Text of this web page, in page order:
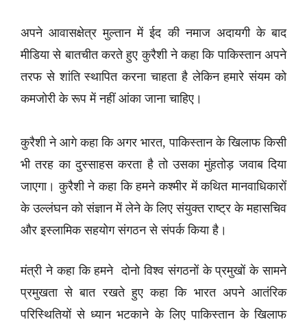
अपने आवासक्षेत्र मुल्तान में ईद की नमाज अदायगी के बाद
मीडिया से बातचीत करते हुए कुरैशी ने कहा कि पाकिस्तान अपने
तरफ से शांति स्थापित करना चाहता है लेकिन हमारे संयम को
कमजोरी के रूप में नहीं आंका जाना चाहिए।
कुरैशी ने आगे कहा कि अगर भारत, पाकिस्तान के खिलाफ किसी
भी तरह का दुस्साहस करता है तो उसका मुंहतोड़ जवाब दिया
जाएगा। कुरैशी ने कहा कि हमने कश्मीर में कथित मानवाधिकारों
के उल्लंघन को संज्ञान में लेने के लिए संयुक्त राष्ट्र के महासचिव
और इस्लामिक सहयोग संगठन से संपर्क किया है।
मंत्री ने कहा कि हमने दोनो विश्व संगठनों के प्रमुखों के सामने
प्रमुखता से बात रखते हुए कहा कि भारत अपने आतंरिक
परिस्थितियों से ध्यान भटकाने के लिए पाकिस्तान के खिलाफ